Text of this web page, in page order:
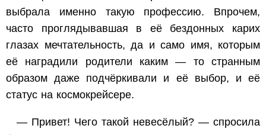
выбрала именно такую профессию. Впрочем,
часто проглядывавшая в её бездонных карих
глазах мечтательность, да и само имя, которым
её наградили родители каким — то странным
образом даже подчёркивали и её выбор, и её
статус на космокрейсере.
— Привет! Чего такой невесёлый? — спросила